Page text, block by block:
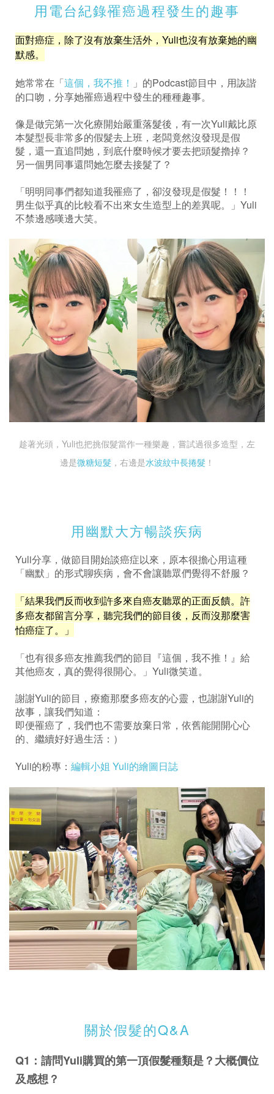
用電台紀錄罹癌過程發生的趣事
面對癌症，除了沒有放棄生活外，Yuli也沒有放棄她的幽
默感。
她常常在「這個，我不推！ 」的Podcast節目中，用詼諧
的口吻，分享她罹癌過程中發生的種種趣事。
像是做完第一次化療開始嚴重落髮後，有一次Yuli戴比原
本髮型長非常多的假髮去上班，老闆竟然沒發現是假
髮，還一直追問她，到底什麼時候才要去把頭髮擼掉？
另一個男同事還問她怎麼去接髮了？
「明明同事們都知道我罹癌了，卻沒發現是假髮！！！
男生似乎真的比較看不出來女生造型上的差異呢。」Yuli
不禁邊感嘆邊大笑。
趁著光頭，Yuli也把挑假髮當作一種樂趣，嘗試過很多造型，左
邊是微糖短髮 ，右邊是水波紋中長捲髮 ！
用幽默大方暢談疾病
Yuli分享，做節目開始談癌症以來，原本很擔心用這種
「幽默」的形式聊疾病，會不會讓聽眾們覺得不舒服？
「結果我們反而收到許多來自癌友聽眾的正面反饋。許
多癌友都留言分享，聽完我們的節目後，反而沒那麼害
怕癌症了。」
「也有很多癌友推薦我們的節目『這個，我不推！』給
其他癌友，真的覺得很開心。」Yuli微笑道。
謝謝Yuli的節目，療癒那麼多癌友的心靈，也謝謝Yuli的
故事，讓我們知道：
即便罹癌了，我們也不需要放棄日常，依舊能開開心心
的、繼續好好過生活：）
Yuli的粉專： 編輯小姐 Yuli的繪圖日誌
關於假髮的Q&A
Q1：請問Yuli購買的第一頂假髮種類是？大概價位
及感想？